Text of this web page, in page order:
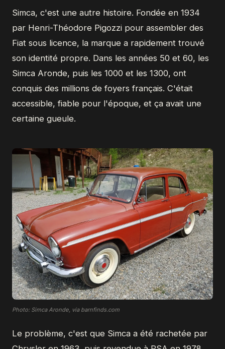
Simca, c'est une autre histoire. Fondée en 1934
par Henri-Théodore Pigozzi pour assembler des
Fiat sous licence, la marque a rapidement trouvé
son identité propre. Dans les années 50 et 60, les
Simca Aronde, puis les 1000 et les 1300, ont
conquis des millions de foyers français. C'était
accessible, fiable pour l'époque, et ça avait une
certaine gueule.
Photo: Simca Aronde, via barnfinds.com
Le problème, c'est que Simca a été rachetée par